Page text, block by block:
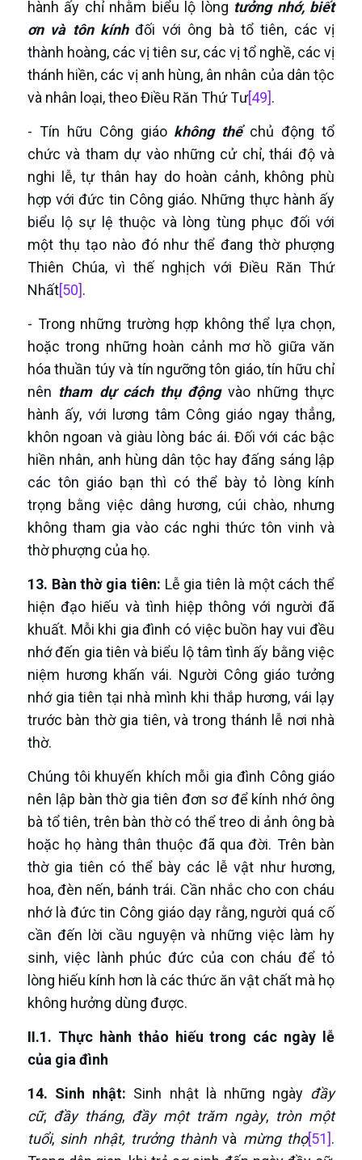
hành ấy chỉ nhằm biểu lộ lòng tưởng nhớ, biết
ơn và tôn kínhđối với ông bà tổ tiên, các vị
thành hoàng, các vị tiên sư, các vị tổ nghề, các vị
thánh hiền, các vị anh hùng, ân nhân của dân tộc
và nhân loại, theo Điều Răn Thứ Tư[49].
- Tín hữu Công giáo không thểchủ động tổ
chức và tham dự vào những cử chỉ, thái độ và
nghi lễ, tự thân hay do hoàn cảnh, không phù
hợp với đức tin Công giáo. Những thực hành ấy
biểu lộ sự lệ thuộc và lòng tùng phục đối với
một thụ tạo nào đó như thể đang thờ phượng
Thiên Chúa, vì thế nghịch với Điều Răn Thứ
Nhất[50].
- Trong những trường hợp không thể lựa chọn,
hoặc trong những hoàn cảnh mơ hồ giữa văn
hóa thuần túy và tín ngưỡng tôn giáo, tín hữu chỉ
nên tham dự cách thụ độngvào những thực
hành ấy, với lương tâm Công giáo ngay thẳng,
khôn ngoan và giàu lòng bác ái. Đối với các bậc
hiền nhân, anh hùng dân tộc hay đấng sáng lập
các tôn giáo bạn thì có thể bày tỏ lòng kính
trọng bằng việc dâng hương, cúi chào, nhưng
không tham gia vào các nghi thức tôn vinh và
thờ phượng của họ.
13. Bàn thờ gia tiên: Lễ gia tiên là một cách thể
hiện đạo hiếu và tình hiệp thông với người đã
khuất. Mỗi khi gia đình có việc buồn hay vui đều
nhớ đến gia tiên và biểu lộ tâm tình ấy bằng việc
niệm hương khấn vái. Người Công giáo tưởng
nhớ gia tiên tại nhà mình khi thắp hương, vái lạy
trước bàn thờ gia tiên, và trong thánh lễ nơi nhà
thờ.
Chúng tôi khuyến khích mỗi gia đình Công giáo
nên lập bàn thờ gia tiên đơn sơ để kính nhớ ông
bà tổ tiên, trên bàn thờ có thể treo di ảnh ông bà
hoặc họ hàng thân thuộc đã qua đời. Trên bàn
thờ gia tiên có thể bày các lễ vật như hương,
hoa, đèn nến, bánh trái. Cần nhắc cho con cháu
nhớ là đức tin Công giáo dạy rằng, người quá cố
cần đến lời cầu nguyện và những việc làm hy
sinh, việc lành phúc đức của con cháu để tỏ
lòng hiếu kính hơn là các thức ăn vật chất mà họ
không hưởng dùng được.
II.1. Thực hành thảo hiếu trong các ngày lễ
của gia đình
14. Sinh nhật: Sinh nhật là những ngày đầy
cữ, đầy tháng, đầy một trăm ngày, tròn một
tuổi, sinh nhật, trưởng thànhvà mừng thọ[51].